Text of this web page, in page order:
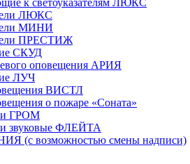
к светоуказателям ЛЮКС
ЛЮКС
МИНИ
ПРЕСТИЖ
СКУД
оповещения АРИЯ
ЛУЧ
ВИСТЛ
о пожаре «Соната»
ГРОМ
звуковые ФЛЕЙТА
(с возможностью смены надписи)